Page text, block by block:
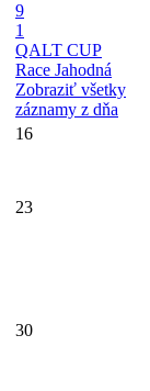
9
1
QALT CUP
Race Jahodná
Zobraziť všetky
záznamy z dňa
16
23
30